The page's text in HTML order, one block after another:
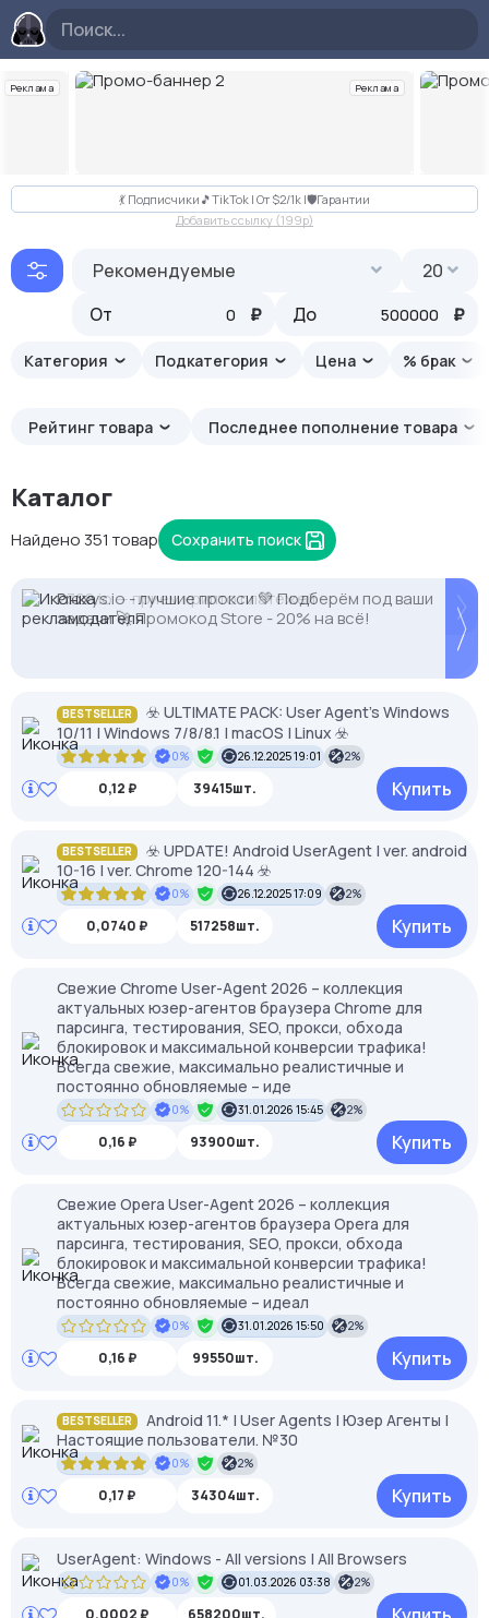
Реклама Реклама
Слайд 2 из 10
💃 Подписчики🎵TikTok | От $2/1k |🛡Гарантии
Добавить ссылку (199p)
Рекомендуемые
От
₽ До ₽
20
Категория Подкатегория Цена % брак
Рейтинг товара Последнее пополнение товара
Каталог
Найдено 351 товар Сохранить поиск
Proxys.io - лучшие прокси 💚 Подберём под ваши
задачи 🚀 Промокод Store - 20% на всё!
NodeMaven: высокий IP Score и чистые IP без
банов. Скидка 35% по STEALTH35
2328.io — прием крипто платежей
BESTSELLER
☣️ ULTIMATE PACK: User Agent's Windows
10/11 | Windows 7/8/8.1 | macOS | Linux ☣️
0% 26.12.2025 19:01 2%
0,12 ₽ 39415шт. Купить
BESTSELLER
☣️ UPDATE! Android UserAgent | ver. android
10-16 | ver. Chrome 120-144 ☣️
0% 26.12.2025 17:09 2%
0,0740 ₽ 517258шт. Купить
Свежие Chrome User-Agent 2026 – коллекция
актуальных юзер-агентов браузера Chrome для
парсинга, тестирования, SEO, прокси, обхода
блокировок и максимальной конверсии трафика!
Всегда свежие, максимально реалистичные и
постоянно обновляемые – иде
0% 31.01.2026 15:45 2%
0,16 ₽ 93900шт. Купить
Свежие Opera User-Agent 2026 – коллекция
актуальных юзер-агентов браузера Opera для
парсинга, тестирования, SEO, прокси, обхода
блокировок и максимальной конверсии трафика!
Всегда свежие, максимально реалистичные и
постоянно обновляемые – идеал
0% 31.01.2026 15:50 2%
0,16 ₽ 99550шт. Купить
BESTSELLER
Android 11.* | User Agents | Юзер Агенты |
Настоящие пользователи. №30
0% 2%
0,17 ₽ 34304шт. Купить
UserAgent: Windows - All versions | All Browsers
0% 01.03.2026 03:38 2%
0,0002 ₽ 658200шт.